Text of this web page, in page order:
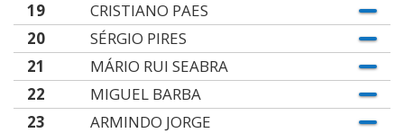
19
CRISTIANO PAES
20
SÉRGIO PIRES
21
MÁRIO RUI SEABRA
22
MIGUEL BARBA
23
ARMINDO JORGE